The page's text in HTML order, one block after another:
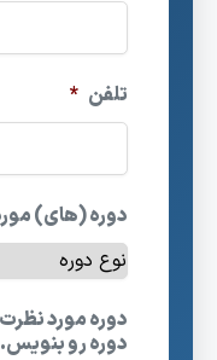
تلفن *
دوره (های) مورد
دوره مورد نظرت
دوره رو بنویس.